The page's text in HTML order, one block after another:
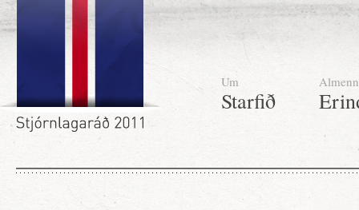
Um
Starfið
Almenn